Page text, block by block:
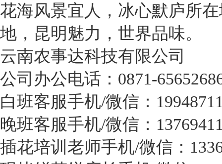
花海风景宜人，冰心默庐所
地，昆明魅力，世界品味。
云南农事达科技有限公司
公司办公电话：0871-
白班客服手机/微信：
晚班客服手机/微信：
插花培训老师手机/微信：